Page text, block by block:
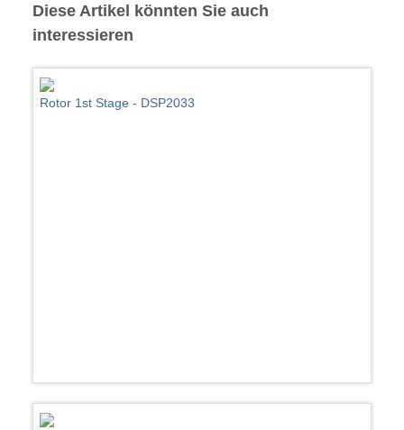
Diese Artikel könnten Sie auch
interessieren
Rotor 1st Stage - DSP2033